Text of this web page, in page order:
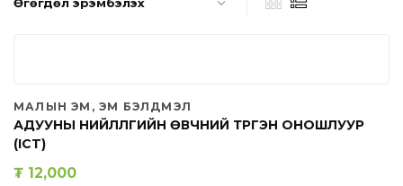
МАЛЫН ЭМ, ЭМ БЭЛДМЭЛ
АДУУНЫ НИЙЛҮҮЛГИЙН ӨВЧНИЙ ТҮРГЭН ОНОШЛУУР
(ICT)
₮ 12,000